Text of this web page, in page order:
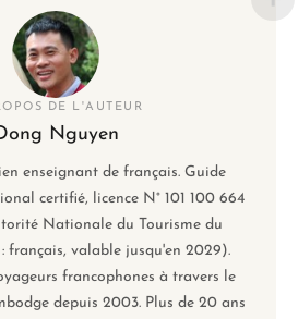
DE L'AUTEUR
Nguyen
enseignant de français. Guide
certifié, licence N° 101 100 664
Nationale du Tourisme du
français, valable jusqu'en 2029).
francophones à travers le
depuis 2003. Plus de 20 ans